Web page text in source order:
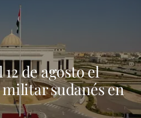
de agosto el
sudanés en